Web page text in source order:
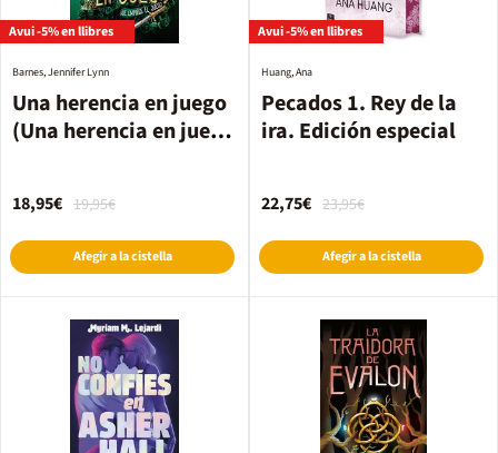
Avui -5% en llibres
Una herencia en juego
(Una herencia en juego
Barnes, Jennifer Lynn
19,95€
18,95€
Afegir a la cistella
Avui -5% en llibres
Pecados 1. Rey de la
ira. Edición especial
Huang, Ana
23,95€
22,75€
Afegir a la cistella